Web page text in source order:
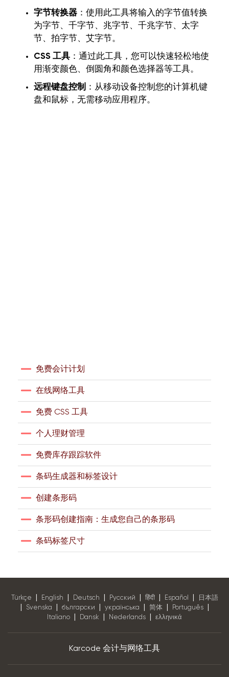
字节转换器 ：使用此工具将输入的字节值转换
为字节、千字节、兆字节、千兆字节、太字
节、拍字节、艾字节。
CSS 工具 ：通过此工具，您可以快速轻松地使
用渐变颜色、倒圆角和颜色选择器等工具。
远程键盘控制
：从移动设备控制您的计算机键
盘和鼠标，无需移动应用程序。
免费会计计划
在线网络工具
免费 CSS 工具
个人理财管理
免费库存跟踪软件
条码生成器和标签设计
创建条形码
条形码创建指南：生成您自己的条形码
条码标签尺寸
Türkçe English Deutsch Pусский हिंदी Español 日本語
Svenska български українська 简体 Português
Italiano Dansk Nederlands ελληνικά
Karcode 会计与网络工具